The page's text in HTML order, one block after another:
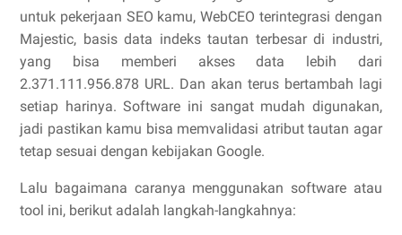
untuk pekerjaan SEO kamu, WebCEO terintegrasi dengan
Majestic, basis data indeks tautan terbesar di industri,
yang bisa memberi akses data lebih dari
2.371.111.956.878 URL. Dan akan terus bertambah lagi
setiap harinya. Software ini sangat mudah digunakan,
jadi pastikan kamu bisa memvalidasi atribut tautan agar
tetap sesuai dengan kebijakan Google.
Lalu bagaimana caranya menggunakan software atau
tool ini, berikut adalah langkah-langkahnya: